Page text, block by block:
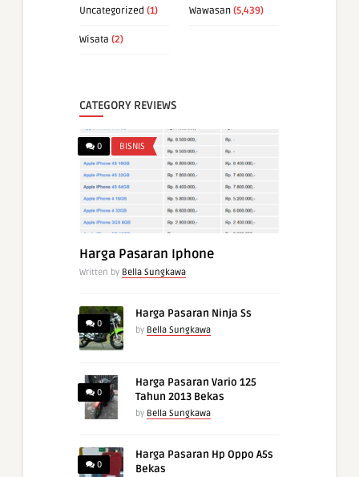
Uncategorized (1) Wawasan (5,439)
Wisata (2)
CATEGORY REVIEWS
0 BISNIS
Harga Pasaran Iphone
Written by Bella Sungkawa
0
Harga Pasaran Ninja Ss
by Bella Sungkawa
0
Harga Pasaran Vario 125
Tahun 2013 Bekas
by Bella Sungkawa
0
Harga Pasaran Hp Oppo A5s
Bekas